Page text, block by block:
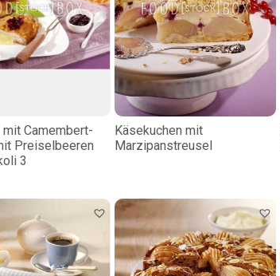
Camembert-
Preiselbeeren
3
Käsekuchen mit
Marzipanstreusel